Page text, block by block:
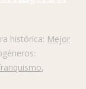
histórica: Mejor
,